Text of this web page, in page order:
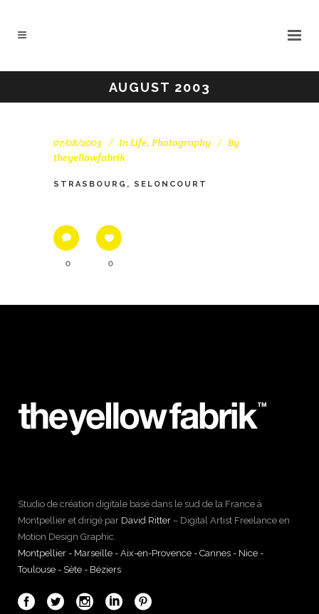
AUGUST 2003
07/08/2003 InLife, Photography
By
theyellowfabrik
STRASBOURG, SELONCOURT
0 0
Studio de création digitale basé dans le sud de la France à
Montpellier et dirigé par David Ritter – Digital Artist Freelance en
Motion Design Graphic.
Montpellier - Marseille - Aix-en-Provence - Cannes - Nice -
Toulouse - Sète - Béziers